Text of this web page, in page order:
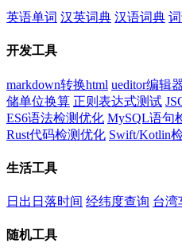
英语单词 汉英词典 汉语词典
开发工具
markdown转换html ueditor编辑
储单位换算 正则表达式测试
ES6语法检测优化 MySQL语句
Rust代码检测优化 Swift/Kotlin
生活工具
日出日落时间 经纬度查询 台湾
随机工具